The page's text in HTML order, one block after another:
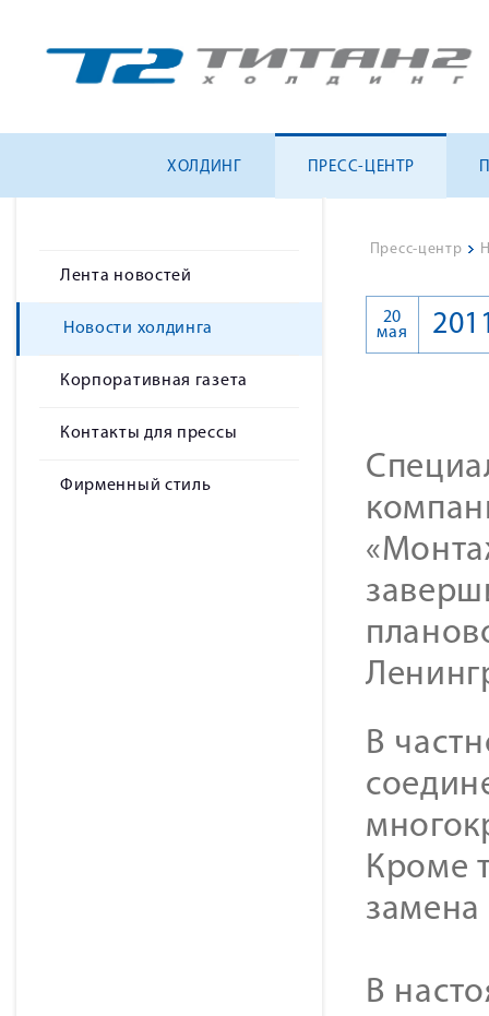
ХОЛДИНГ ПРЕСС-ЦЕНТР
Лента новостей
Новости холдинга
Корпоративная газета
Контакты для прессы
Фирменный стиль
Пресс-центр >
20
мая
В
Кроме
замена
В